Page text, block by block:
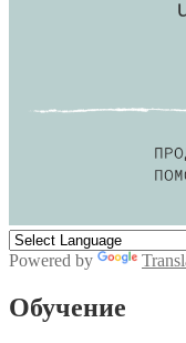
Powered by
Обучение